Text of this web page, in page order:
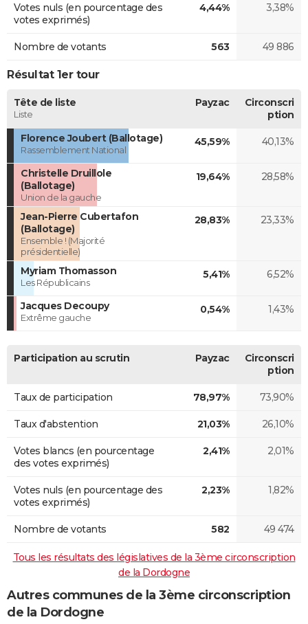
Votes nuls (en pourcentage des
votes exprimés)
4,44% 3,38%
Nombre de votants 563 49 886
Résultat 1er tour
Tête de liste
Liste
Payzac
Circonscri
ption
Florence Joubert (Ballotage)
Rassemblement National
45,59% 40,13%
Christelle Druillole
(Ballotage)
Union de la gauche
19,64% 28,58%
Jean-Pierre Cubertafon
(Ballotage)
Ensemble ! (Majorité
présidentielle)
28,83% 23,33%
Myriam Thomasson
Les Républicains
5,41% 6,52%
Jacques Decoupy
Extrême gauche
0,54% 1,43%
Participation au scrutin Payzac
Circonscri
ption
Taux de participation 78,97% 73,90%
Taux d'abstention 21,03% 26,10%
Votes blancs (en pourcentage
des votes exprimés)
2,41% 2,01%
Votes nuls (en pourcentage des
votes exprimés)
2,23% 1,82%
Nombre de votants 582 49 474
Tous les résultats des législatives de la 3ème circonscription
de la Dordogne
Autres communes de la 3ème circonscription
de la Dordogne